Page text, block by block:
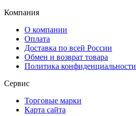
Компания
О компании
Оплата
Доставка по всей России
Обмен и возврат товара
Политика конфиденциальности
Сервис
Торговые марки
Карта сайта